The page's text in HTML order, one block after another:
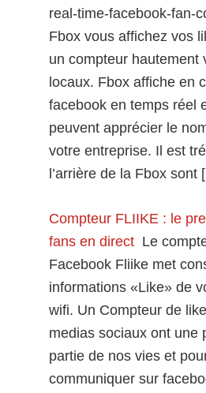
real-time-facebook-fan-
Fbox vous affichez vos
un compteur hautement
locaux. Fbox affiche en
facebook en temps réel
peuvent apprécier le
votre entreprise. Il est
l’arrière de la Fbox
Compteur FLIIKE : le
fans en direct Le
Facebook Fliike met
informations «Like» de
wifi. Un Compteur de
medias sociaux ont une
partie de nos vies et
communiquer sur